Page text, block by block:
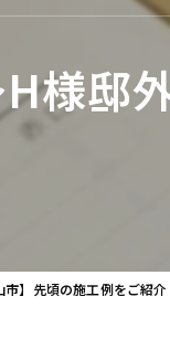
様邸
市】先頃の施工例をご紹